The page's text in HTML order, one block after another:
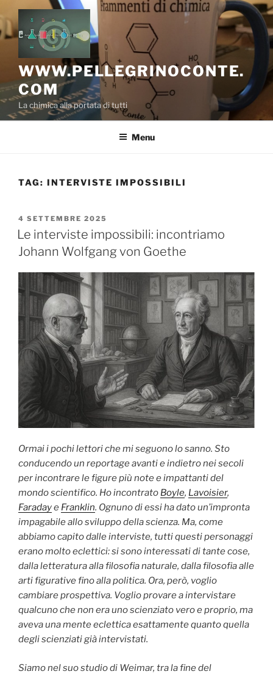
Salta
al
contenuto
WWW.PELLEGRINOCONTE.
COM
La chimica alla portata di tutti
Menu
TAG: INTERVISTE IMPOSSIBILI
PUBBLICATO
IL
4 SETTEMBRE 2025
Le interviste impossibili: incontriamo
Johann Wolfgang von Goethe
Ormai i pochi lettori che mi seguono lo sanno. Sto
conducendo un reportage avanti e indietro nei secoli
per incontrare le figure più note e impattanti del
mondo scientifico. Ho incontrato Boyle, Lavoisier,
Faradaye Franklin. Ognuno di essi ha dato un’impronta
impagabile allo sviluppo della scienza. Ma, come
abbiamo capito dalle interviste, tutti questi personaggi
erano molto eclettici: si sono interessati di tante cose,
dalla letteratura alla filosofia naturale, dalla filosofia alle
arti figurative fino alla politica. Ora, però, voglio
cambiare prospettiva. Voglio provare a intervistare
qualcuno che non era uno scienziato vero e proprio, ma
aveva una mente eclettica esattamente quanto quella
degli scienziati già intervistati.
Siamo nel suo studio di Weimar, tra la fine del